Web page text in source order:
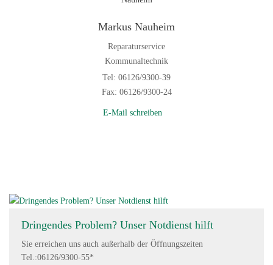
Markus Nauheim
Reparaturservice
Kommunaltechnik
Tel: 06126/9300-39
Fax: 06126/9300-24
E-Mail schreiben
Dringendes Problem? Unser Notdienst hilft
Sie erreichen uns auch außerhalb der Öffnungszeiten
Tel.:06126/9300-55*